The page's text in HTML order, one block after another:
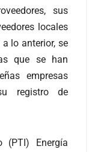
sus
locales
lo anterior, se
que se han
empresas
registro de
(PTI) Energía